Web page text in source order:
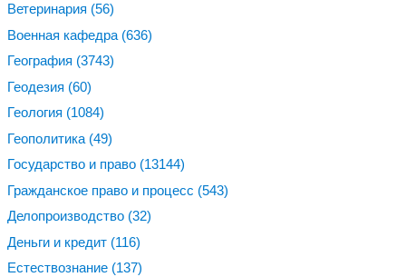
Ветеринария (56)
Военная кафедра (636)
География (3743)
Геодезия (60)
Геология (1084)
Геополитика (49)
Государство и право (13144)
Гражданское право и процесс (543)
Делопроизводство (32)
Деньги и кредит (116)
Естествознание (137)